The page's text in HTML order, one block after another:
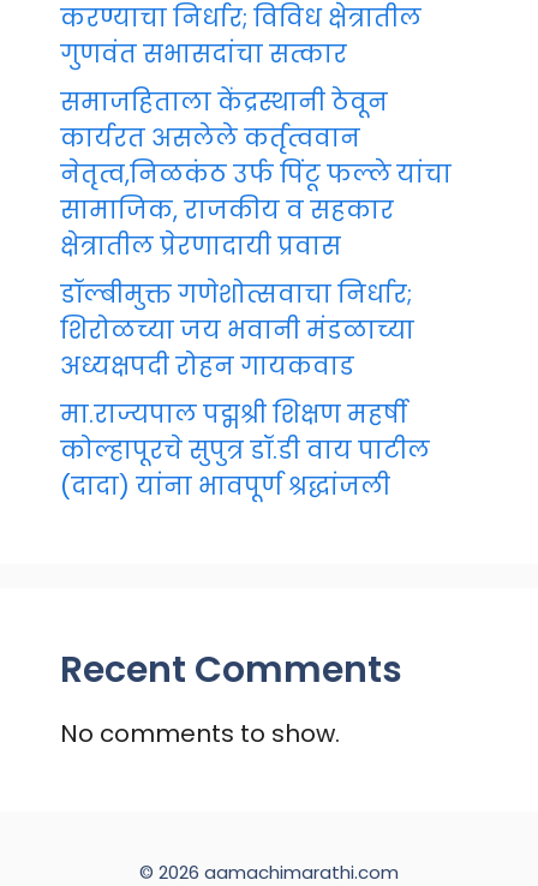
करण्याचा निर्धार; विविध क्षेत्रातील
गुणवंत सभासदांचा सत्कार
समाजहिताला केंद्रस्थानी ठेवून
कार्यरत असलेले कर्तृत्ववान
नेतृत्व,निळकंठ उर्फ पिंटू फल्ले यांचा
सामाजिक, राजकीय व सहकार
क्षेत्रातील प्रेरणादायी प्रवास
डॉल्बीमुक्त गणेशोत्सवाचा निर्धार;
शिरोळच्या जय भवानी मंडळाच्या
अध्यक्षपदी रोहन गायकवाड
मा.राज्यपाल पद्मश्री शिक्षण महर्षी
कोल्हापूरचे सुपुत्र डॉ.डी वाय पाटील
(दादा) यांना भावपूर्ण श्रद्धांजली
Recent Comments
No comments to show.
© 2026 aamachimarathi.com